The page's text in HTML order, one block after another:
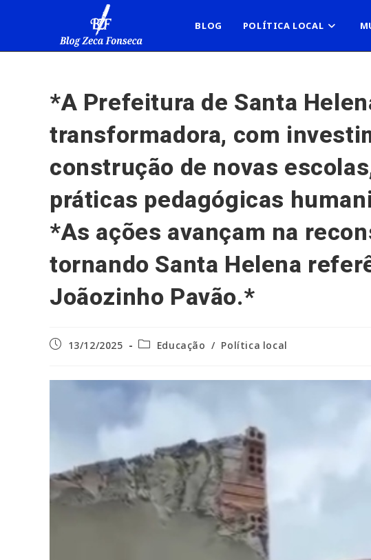
BLOG POLÍTICA LOCAL
*A Prefeitura de Santa
transformadora, com
construção de novas
práticas pedagógicas
*As ações avançam na
tornando Santa Helena
Joãozinho Pavão.*
Post13/12/2025
Categoria
Educação / Política local